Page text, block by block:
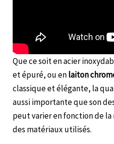
Que ce soit en acier
et épuré, ou enlaiton
classique et élégante, la
aussi importante que son
peut varier en fonction de
des matériaux utilisés.